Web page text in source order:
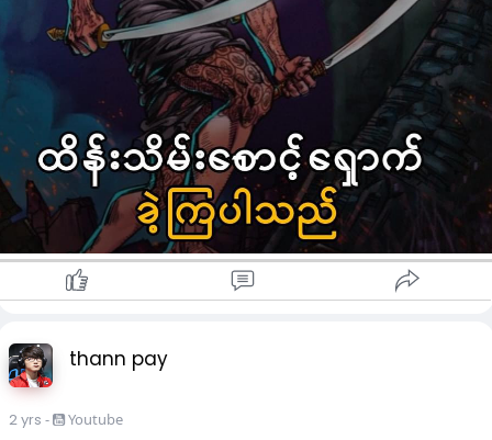
စ်ပွဲတွေမှာ အနိုင်ရဖို့ သေနတ်ဆိုတာ မပေါ်သေးတဲ့အတွက် ဓားလှံ
ေးမြားတွေနဲ့ တိုက်ခိုက်ကြရပြီး ဆာမူရိုင်းတွေသင်ယူရတဲ့
၊ Jujitsu ပညာရပ်တွေဟာ ဒိုဂျိုတွေအလိုက် ယခုထိ ရှိနေ
၊ လက်ဆင့်ကမ်းဆဲပါပဲ။
ဖက်က ဒီလိုရိုးရာကို ထိမ်းသိမ်းကြသလို ကရာတေးဒို ၊ ဂျုဒို ၊
က်ကီဒို ၊ Laido ၊ Kendo တို့ကို ဆန်းသစ်တီထွင်ပြီး ပညာရပ်
ြိုင်ပွဲတွေအဖြစ် အသွင်ပြောင်း ထိန်းသိမ်းခဲ့ကြပါတယ်။
ဖက်မှာလည်း ကရာတေး vs မွေထိုင်း ၊ ကရာတေး vs ကွန်ဖူး ၊ ဂျု
vs BJJ ပြိုင်ပွဲတွေ လုပ်ပြီး ဘသူက ပိုကြမ်းသလဲ ၊ ဘယ်ပညာရပ်
ပိုအစွမ်းထက်သလဲဆိုပြီး ဂျပန်က ပညာရှင်တွေက စိန်ခေါ်မှုတွေနဲ့
ါ။
ပမာ ဂျူဒိုပြိုင်ပွဲတွေဟာ အိုလံပစ်ဂိမ်း ၊ ဆီးဂိမ်းတွေမှာ ကျယ်
ျယ်ပြန့်ပြန့်ကျင်းပသလို ရွှေတံဆိပ်ရရှိအောင်လည်း ဂျပန်လူငယ်
thann pay
2 yrs - Youtube